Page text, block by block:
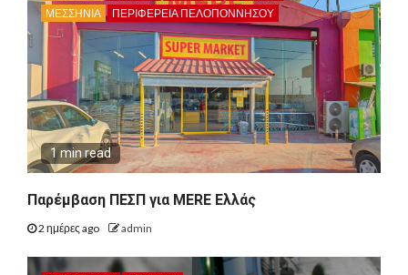
ΜΕΣΣΗΝΙΑ
ΠΕΡΙΦΈΡΕΙΑ ΠΕΛΟΠΟΝΝΉΣΟΥ
1 min read
Παρέμβαση ΠΕΣΠ για MERE Ελλάς
2 ημέρες ago admin